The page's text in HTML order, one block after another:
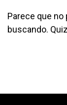
Parece que
buscando.